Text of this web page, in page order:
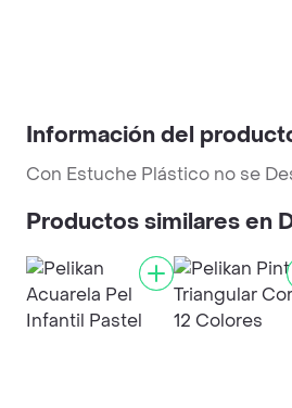
Información del
Con Estuche Plástico no se
Productos similares en